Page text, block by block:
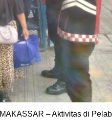
MAKASSAR – Aktivitas di